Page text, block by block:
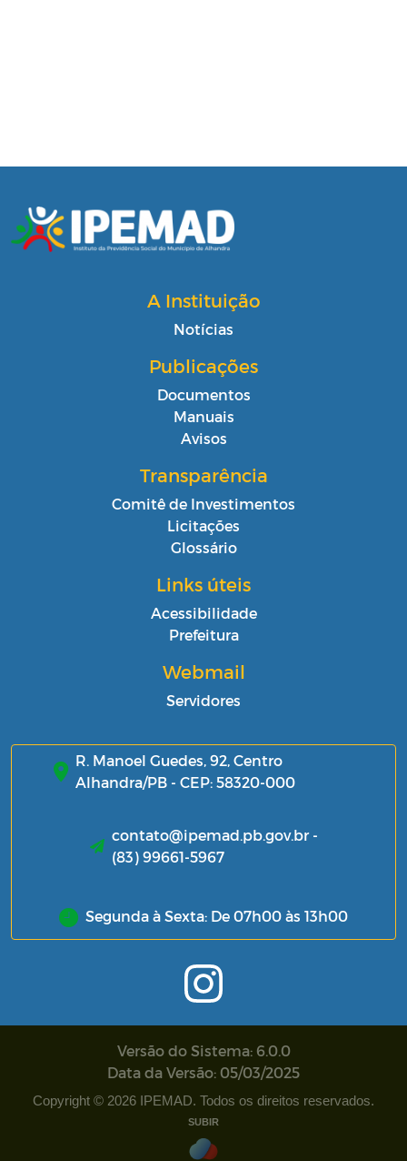
A Instituição
Notícias
Publicações
Documentos
Manuais
Avisos
Transparência
Comitê de Investimentos
Licitações
Glossário
Links úteis
Acessibilidade
Prefeitura
Webmail
Servidores
R. Manoel Guedes, 92, Centro
Alhandra/PB - CEP: 58320-000
contato@ipemad.pb.gov.br -
(83) 99661-5967
Segunda à Sexta: De 07h00 às 13h00
Versão do Sistema: 6.0.0
Data da Versão: 05/03/2025
Copyright © 2026 IPEMAD. Todos os direitos reservados.
SUBIR